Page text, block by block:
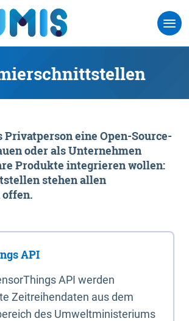
Privatperson eine Open-Source-
oder als Unternehmen
Produkte integrieren wollen:
stehen allen
API
API werden
Zeitreihendaten aus dem
des Umweltministeriums